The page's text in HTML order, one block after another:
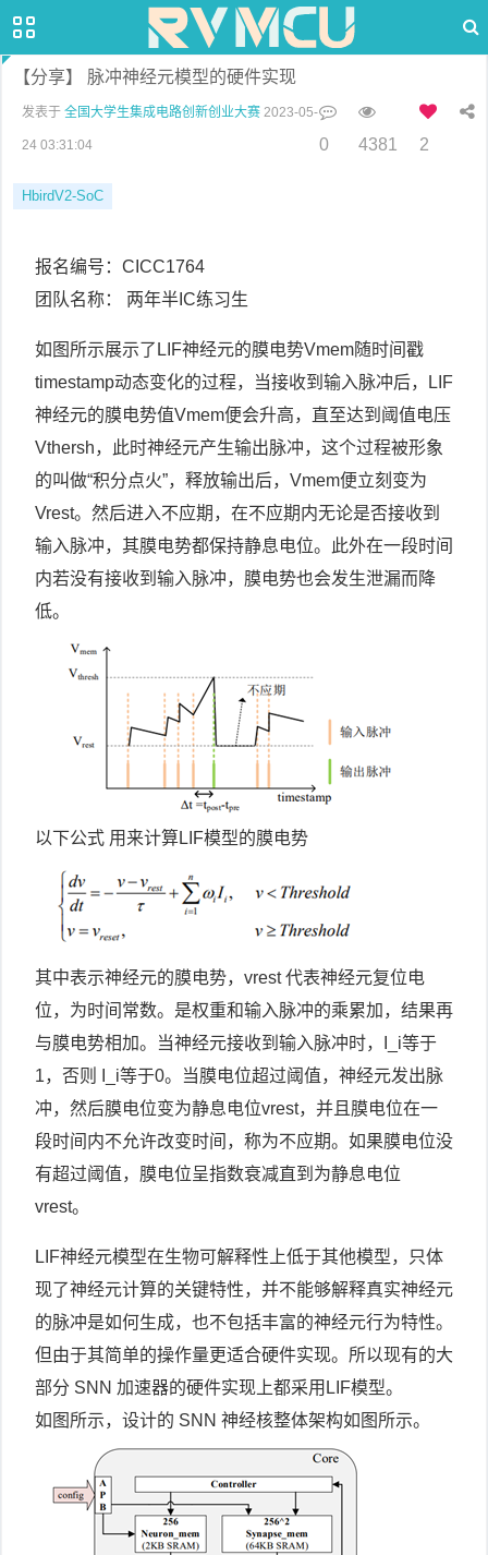
【分享】 脉冲神经元模型的硬件实现
发表于 全国大学生集成电路创新创业大赛 2023-05-
24 03:31:04 0 4381 2
HbirdV2-SoC
报名编号：CICC1764
团队名称： 两年半IC练习生
如图所示展示了LIF神经元的膜电势Vmem随时间戳
timestamp动态变化的过程，当接收到输入脉冲后，LIF
神经元的膜电势值Vmem便会升高，直至达到阈值电压
Vthersh，此时神经元产生输出脉冲，这个过程被形象
的叫做“积分点火”，释放输出后，Vmem便立刻变为
Vrest。然后进入不应期，在不应期内无论是否接收到
输入脉冲，其膜电势都保持静息电位。此外在一段时间
内若没有接收到输入脉冲，膜电势也会发生泄漏而降
低。
以下公式 用来计算LIF模型的膜电势
其中表示神经元的膜电势，vrest 代表神经元复位电
位，为时间常数。是权重和输入脉冲的乘累加，结果再
与膜电势相加。当神经元接收到输入脉冲时，I_i等于
1，否则 I_i等于0。当膜电位超过阈值，神经元发出脉
冲，然后膜电位变为静息电位vrest，并且膜电位在一
段时间内不允许改变时间，称为不应期。如果膜电位没
有超过阈值，膜电位呈指数衰减直到为静息电位
vrest。
LIF神经元模型在生物可解释性上低于其他模型，只体
现了神经元计算的关键特性，并不能够解释真实神经元
的脉冲是如何生成，也不包括丰富的神经元行为特性。
但由于其简单的操作量更适合硬件实现。所以现有的大
部分 SNN 加速器的硬件实现上都采用LIF模型。
如图所示，设计的 SNN 神经核整体架构如图所示。